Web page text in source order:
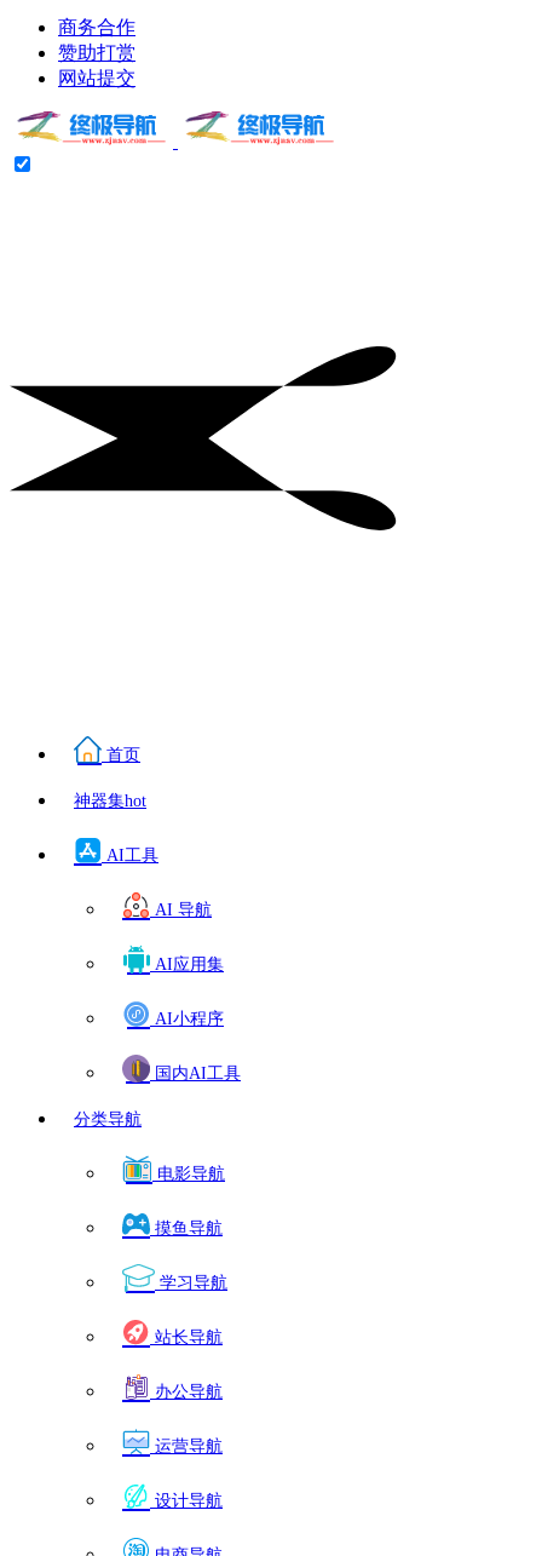
商务合作
赞助打赏
网站提交
首页
神器集hot
AI工具
AI 导航
AI应用集
AI小程序
国内AI工具
分类导航
电影导航
摸鱼导航
学习导航
站长导航
办公导航
运营导航
设计导航